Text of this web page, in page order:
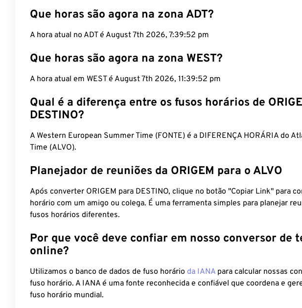
Que horas são agora na zona ADT?
A hora atual no ADT é August 7th 2026, 7:39:53 pm
Que horas são agora na zona WEST?
A hora atual em WEST é August 7th 2026, 11:39:53 pm
Qual é a diferença entre os fusos horários de
DESTINO?
A Western European Summer Time (FONTE) é a DIFERENÇA HORÁRIA do
Time (ALVO).
Planejador de reuniões da ORIGEM para o ALVO
Após converter ORIGEM para DESTINO, clique no botão "Copiar Link" para
horário com um amigo ou colega. É uma ferramenta simples para planejar
fusos horários diferentes.
Por que você deve confiar em nosso conversor de
online?
Utilizamos o banco de dados de fuso horário da IANA para calcular nossas
fuso horário. A IANA é uma fonte reconhecida e confiável que coordena e
fuso horário mundial.